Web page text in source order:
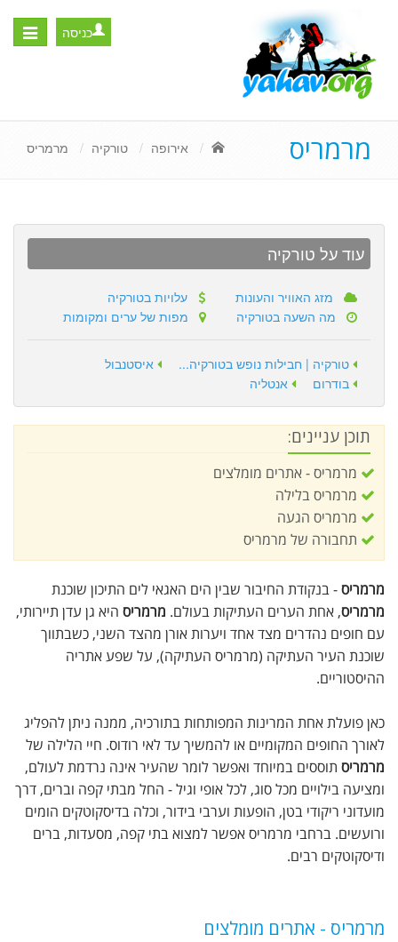
Toggle
כניסה
מרמריס אירופה טורקיה מרמריס
עוד על טורקיה
מזג האוויר והעונות
עלויות בטורקיה
מה השעה בטורקיה
מפות של ערים ומקומות
טורקיה | חבילות נופש בטורקיה...
איסטנבול
בודרום
אנטליה
תוכן עניינים:
מרמריס - אתרים מומלצים
מרמריס בלילה
מרמריס הגעה
תחבורה של מרמריס
מרמריס- בנקודת החיבור שבין הים האגאי לים התיכון שוכנת
מרמריס, אחת הערים העתיקות בעולם. מרמריס היא גן עדן תיירותי,
עם חופים נהדרים מצד אחד ויערות אורן מהצד השני, כשבתווך
שוכנת העיר העתיקה (מרמריס העתיקה), על שפע אתריה
ההיסטוריים.
כאן פועלת אחת המרינות המפותחות בתורכיה, ממנה ניתן להפליג
לאורך החופים המקומיים או להמשיך עד לאי רודוס. חיי הלילה של
מרמריס תוססים במיוחד ואפשר לומר שהעיר אינה נרדמת לעולם,
ומציעה בילויים מכל סוג, לכל אופי וגיל - החל מבתי קפה וברים, דרך
מועדוני ריקודי בטן, הופעות וערבי בידור, וכלה בדיסקוטקים הומים
ורועשים. ברחבי מרמריס אפשר למצוא בתי קפה, מסעדות, ברים
ודיסקוטקים רבים.
מרמריס - אתרים מומלצים